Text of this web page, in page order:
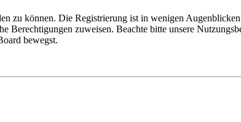
zu können. Die Registrierung ist in wenigen
Berechtigungen zuweisen. Beachte bitte unsere
bewegst.